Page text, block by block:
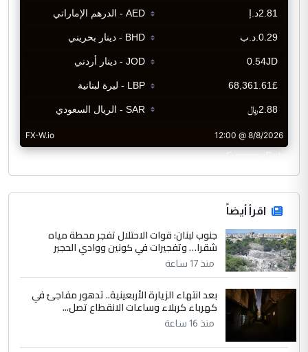
CurrencyRate
اقرأ أيضاً
جنوب لبنان: قوات الاحتلال تفجر محطة مياه
شقرا… وتفجيرات في كونين ووادي الحجير
منذ 17 ساعة
بعد انتهاء الزيارة الأربعينية.. تدهور مفاجئ في
كهرباء كربلاء وساعات الانقطاع تصل...
منذ 16 ساعة